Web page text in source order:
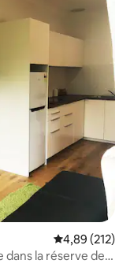
Évaluation
4,89 (212)
dans la réserve de